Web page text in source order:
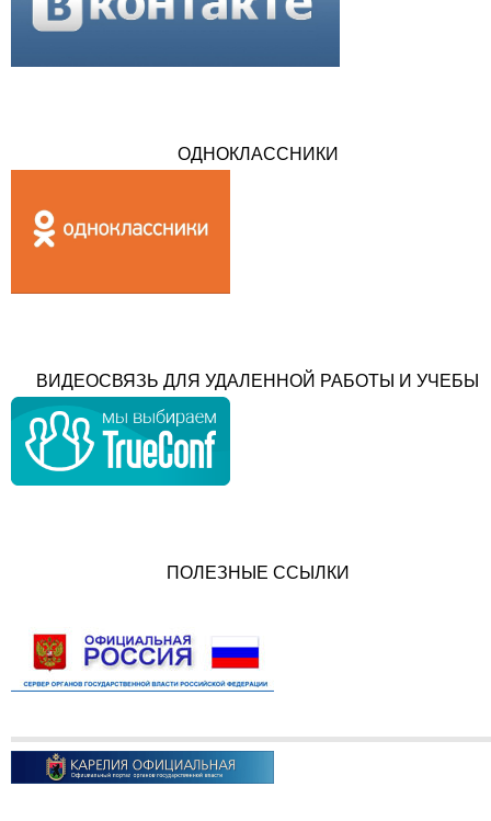
ОДНОКЛАССНИКИ
ВИДЕОСВЯЗЬ ДЛЯ УДАЛЕННОЙ РАБОТЫ И УЧЕБЫ
ПОЛЕЗНЫЕ ССЫЛКИ